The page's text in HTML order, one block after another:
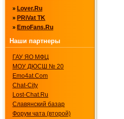
» Lover.Ru
» PRiVat TK
» EmoFans.Ru
Наши партнеры
ГАУ ЯО МФЦ
МОУ ДЮСШ № 20
Emo4at.Com
Chat-City
Lost-Chat.Ru
Славянский базар
Форум чата (второй)